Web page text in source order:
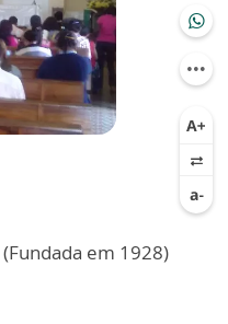
(Fundada em 1928)